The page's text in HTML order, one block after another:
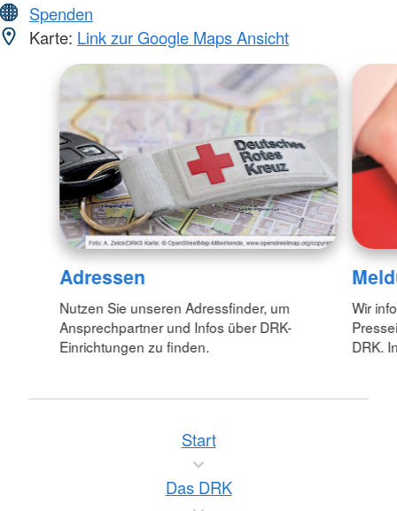
Spenden
Karte: Link zur Google Maps Ansicht
Adressen
Nutzen Sie unseren Adressfinder, um
Ansprechpartner und Infos über DRK-
Einrichtungen zu finden.
Wir
DRK.
Start
Das DRK